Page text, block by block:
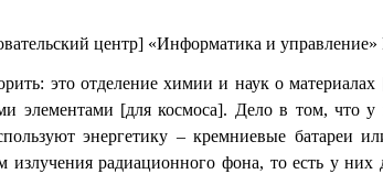
центр] «Информатика и
это отделение химии и наук о
элементами [для космоса]. Дело в том, что у
энергетику – кремниевые батареи
радиационного фона, то есть у них